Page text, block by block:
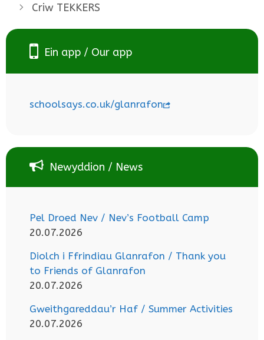
Criw TEKKERS
Ein app / Our app
schoolsays.co.uk/glanrafon
Newyddion / News
Pel Droed Nev / Nev’s Football Camp
20.07.2026
Diolch i Ffrindiau Glanrafon / Thank you
to Friends of Glanrafon
20.07.2026
Gweithgareddau’r Haf / Summer Activities
20.07.2026